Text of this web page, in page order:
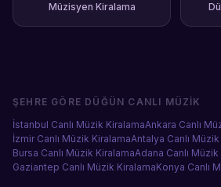
Müzisyen Kiralama
ŞEHRE GÖRE DÜĞÜN CANLI MÜZIK
İstanbul Canlı Müzik KiralamaAnkara Canlı
İzmir Canlı Müzik KiralamaAntalya Canlı
Bursa Canlı Müzik KiralamaAdana Canlı
Gaziantep Canlı Müzik KiralamaKonya Canlı